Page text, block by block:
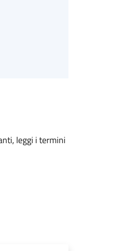
leggi i termini